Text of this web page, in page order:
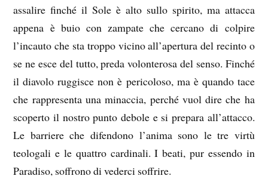
assalire finché il Sole è alto sullo spirito, ma attacca
appena è buio con zampate che cercano di colpire
l’incauto che sta troppo vicino all’apertura del recinto o
se ne esce del tutto, preda volonterosa del senso. Finché
il diavolo ruggisce non è pericoloso, ma è quando tace
che rappresenta una minaccia, perché vuol dire che ha
scoperto il nostro punto debole e si prepara all’attacco.
Le barriere che difendono l’anima sono le tre virtù
teologali e le quattro cardinali. I beati, pur essendo in
Paradiso, soffrono di vederci soffrire.